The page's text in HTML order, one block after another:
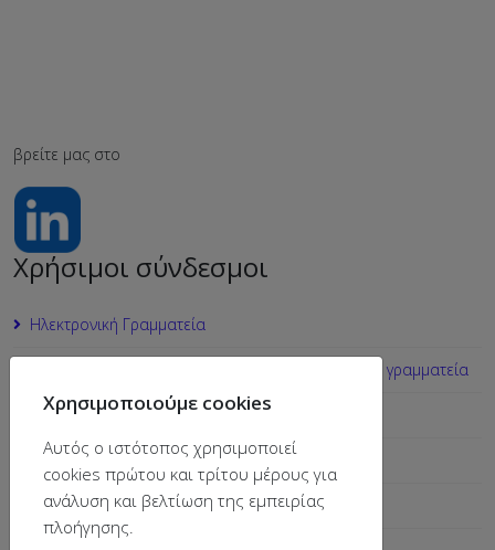
βρείτε μας στο
Χρήσιμοι σύνδεσμοι
Ηλεκτρονική Γραμματεία
Ηλεκτρονική πύλη κατάθεσης αιτημάτων προς τη γραμματεία
https://my.upatras.gr/
Ακαδημαϊκό ημερολόγιο
Ε-class
Χρησιμοποιούμε cookies
Αυτός ο ιστότοπος χρησιμοποιεί
cookies πρώτου και τρίτου μέρους για
ανάλυση και βελτίωση της εμπειρίας
πλοήγησης.